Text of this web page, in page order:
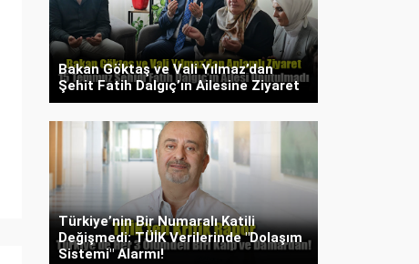
Bakan Göktaş ve Vali Yılmaz’dan
Şehit Fatih Dalgıç’ın Ailesine Ziyaret
Türkiye’nin Bir Numaralı Katili
Değişmedi: TÜİK Verilerinde "Dolaşım
Sistemi" Alarmı!